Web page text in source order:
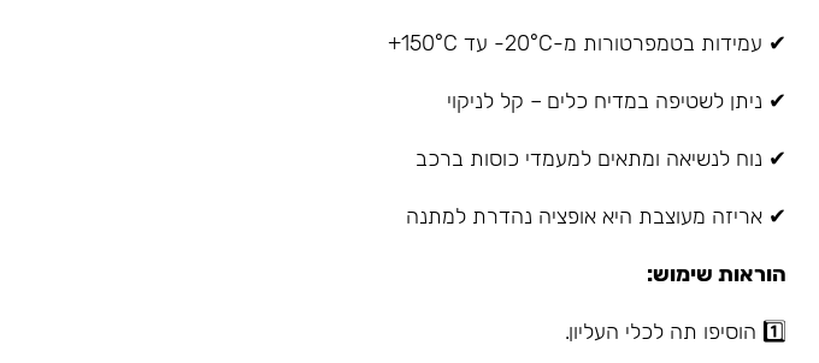
✔ עמידות בטמפרטורות מ-20°C- עד 150°C+
✔ ניתן לשטיפה במדיח כלים – קל לניקוי
✔ נוח לנשיאה ומתאים למעמדי כוסות ברכב
✔ אריזה מעוצבת היא אופציה נהדרת למתנה
הוראות שימוש:
1️⃣ הוסיפו תה לכלי העליון.